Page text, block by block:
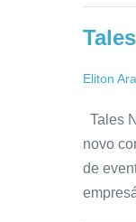
Eliton
Tales
novo
de